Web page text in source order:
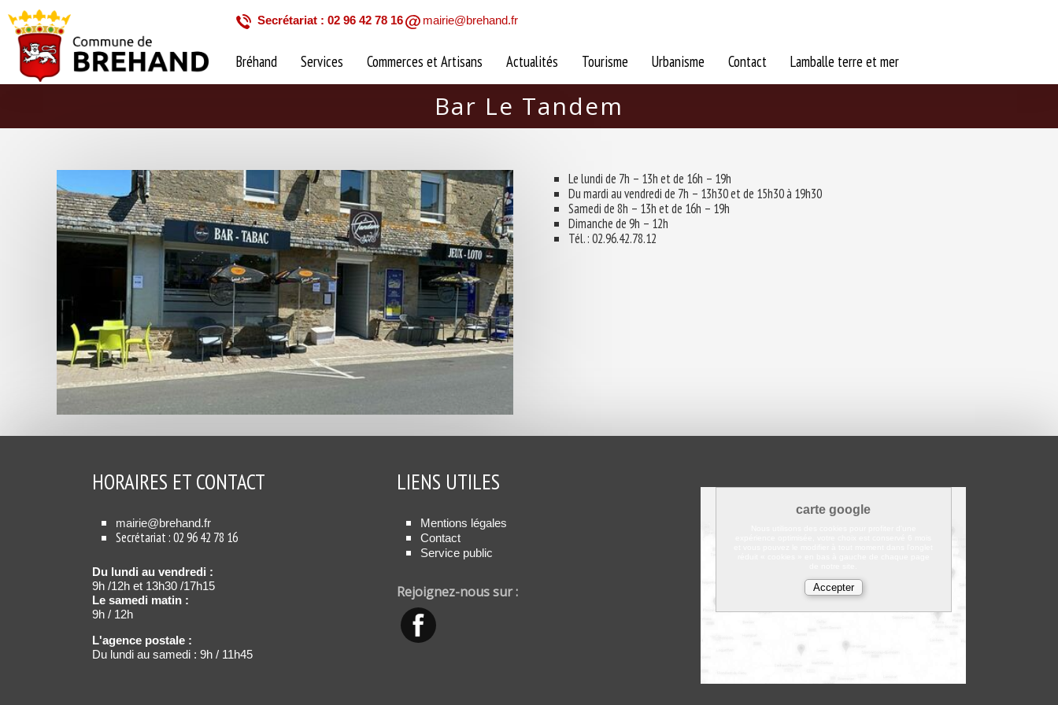
Secrétariat : 02 96 42 78 16 mairie@brehand.fr
Bréhand Services Commerces et Artisans Actualités Tourisme Urbanisme Contact Lamballe terre et mer
Bar Le Tandem
Le lundi de 7h – 13h et de 16h – 19h
Du mardi au vendredi de 7h – 13h30 et de 15h30 à 19h30
Samedi de 8h – 13h et de 16h – 19h
Dimanche de 9h – 12h
Tél. : 02.96.42.78.12
HORAIRES ET CONTACT
mairie@brehand.fr
Secrétariat : 02 96 42 78 16
Du lundi au vendredi :
9h /12h et 13h30 /17h15
Le samedi matin :
9h / 12h
L'agence postale :
Du lundi au samedi : 9h / 11h45
LIENS UTILES
Mentions légales
Contact
Service public
Rejoignez-nous sur :
carte google